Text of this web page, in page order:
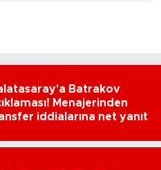
Batrakov
Menajerinden
iddialarına net yanıt